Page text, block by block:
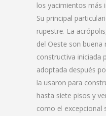
los yacimientos más
Su principal
rupestre. La
del Oeste son buena
constructiva iniciada
adoptada después
la usaron para
hasta siete pisos y
como el excepcional